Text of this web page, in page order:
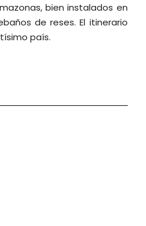
bien instalados en
de reses. El itinerario
país.